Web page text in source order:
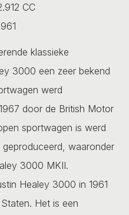
CC
klassieke
3000 een zeer bekend
werd
door de British Motor
sportwagen is werd
waaronder
3000 MKII.
Healey 3000 in 1961
Het is een